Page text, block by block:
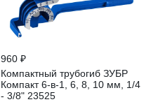
960 ₽
Компактный трубогиб ЗУБР
Компакт 6-в-1, 6, 8, 10 мм, 1/4
- 3/8" 23525